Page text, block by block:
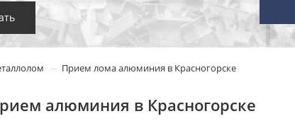
Прием лома алюминия в Красногорске
алюминия в Красногорске